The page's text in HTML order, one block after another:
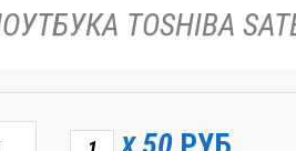
TOSHIBA